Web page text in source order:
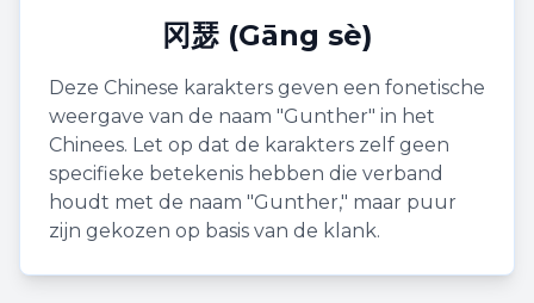
冈瑟 (Gāng sè)
Deze Chinese karakters geven een fonetische
weergave van de naam "Gunther" in het
Chinees. Let op dat de karakters zelf geen
specifieke betekenis hebben die verband
houdt met de naam "Gunther," maar puur
zijn gekozen op basis van de klank.